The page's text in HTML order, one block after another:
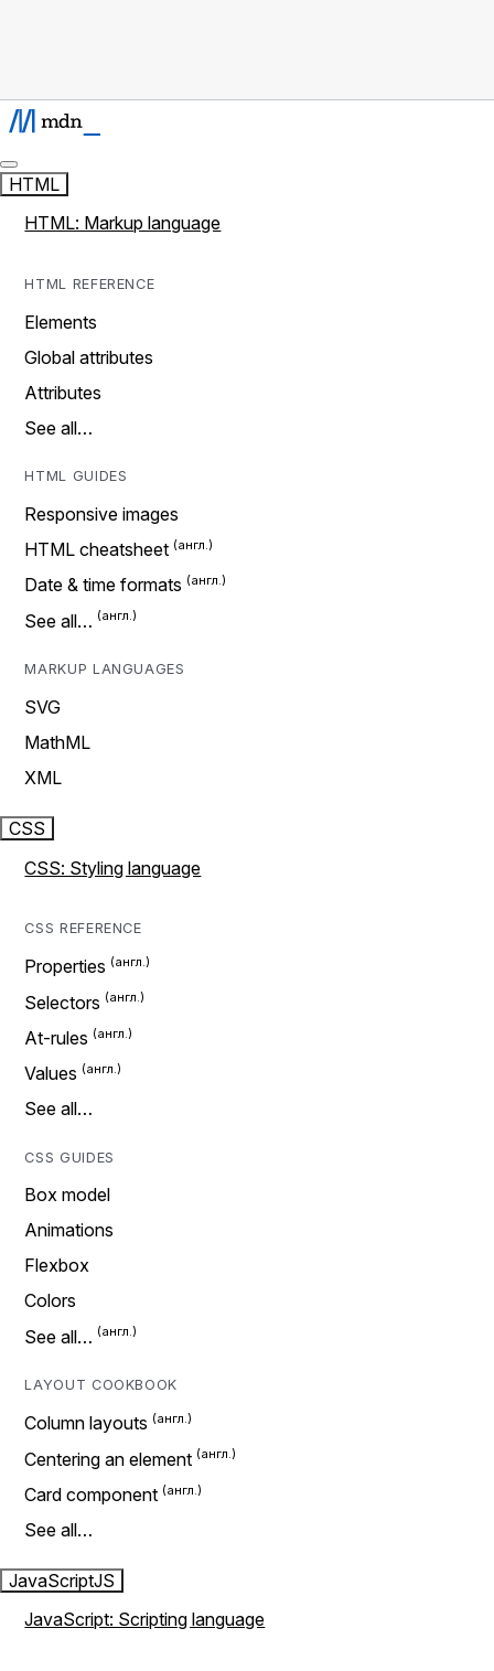
HTML
HTML: Markup language
HTML REFERENCE
Elements
Global attributes
Attributes
See all…
HTML GUIDES
Responsive images
HTML cheatsheet
Date & time formats
See all…
MARKUP LANGUAGES
SVG
MathML
XML
CSS
CSS: Styling language
CSS REFERENCE
Properties
Selectors
At-rules
Values
See all…
CSS GUIDES
Box model
Animations
Flexbox
Colors
See all…
LAYOUT COOKBOOK
Column layouts
Centering an element
Card component
See all…
JavaScriptJS
JavaScript: Scripting language